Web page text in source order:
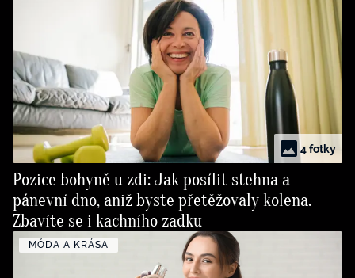
4 fotky
Pozice bohyně u zdi: Jak posílit stehna a
pánevní dno, aniž byste přetěžovaly kolena.
Zbavíte se i kachního zadku
MÓDA A KRÁSA